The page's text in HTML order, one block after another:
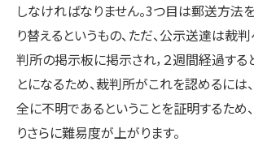
しなければなりません。3つ目は郵送方法
り替えるというもの、ただ、公示送達は裁
判所の掲示板に掲示され，２週間経過する
とになるため、裁判所がこれを認めるには
全に不明であるということを証明するため
りさらに難易度が上がります。